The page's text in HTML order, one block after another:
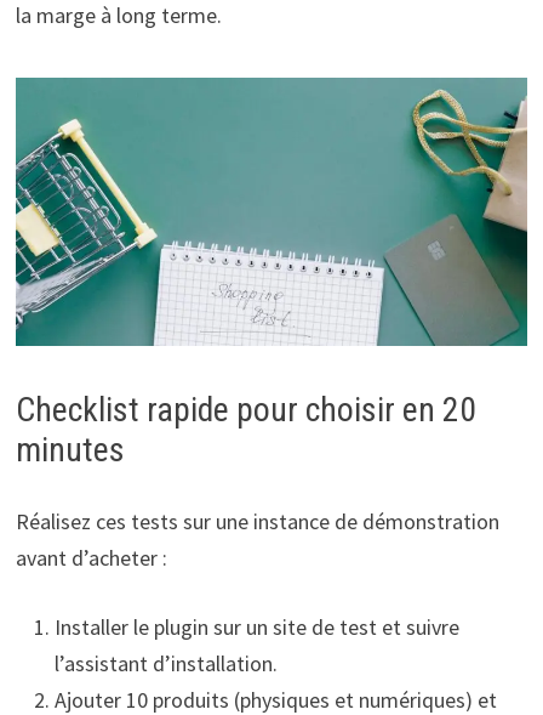
la marge à long terme.
Checklist rapide pour choisir en 20
minutes
Réalisez ces tests sur une instance de démonstration
avant d’acheter :
Installer le plugin sur un site de test et suivre
l’assistant d’installation.
Ajouter 10 produits (physiques et numériques) et